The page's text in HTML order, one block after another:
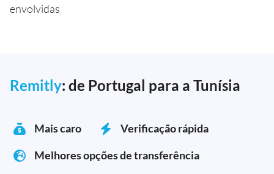
envolvidas
Remitly: de Portugal para a Tunísia
Mais caro
Verificação rápida
Melhores opções de transferência